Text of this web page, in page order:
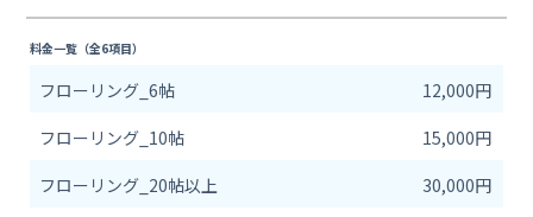
料金一覧（全6項目）
フローリング_6帖
12,000円
フローリング_10帖
15,000円
フローリング_20帖以上
30,000円